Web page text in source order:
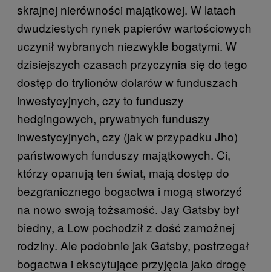
skrajnej nierówności majątkowej. W latach
dwudziestych rynek papierów wartościowych
uczynił wybranych niezwykle bogatymi. W
dzisiejszych czasach przyczynia się do tego
dostęp do trylionów dolarów w funduszach
inwestycyjnych, czy to funduszy
hedgingowych, prywatnych funduszy
inwestycyjnych, czy (jak w przypadku Jho)
państwowych funduszy majątkowych. Ci,
którzy opanują ten świat, mają dostęp do
bezgranicznego bogactwa i mogą stworzyć
na nowo swoją tożsamość. Jay Gatsby był
biedny, a Low pochodził z dość zamożnej
rodziny. Ale podobnie jak Gatsby, postrzegał
bogactwa i ekscytujące przyjęcia jako drogę